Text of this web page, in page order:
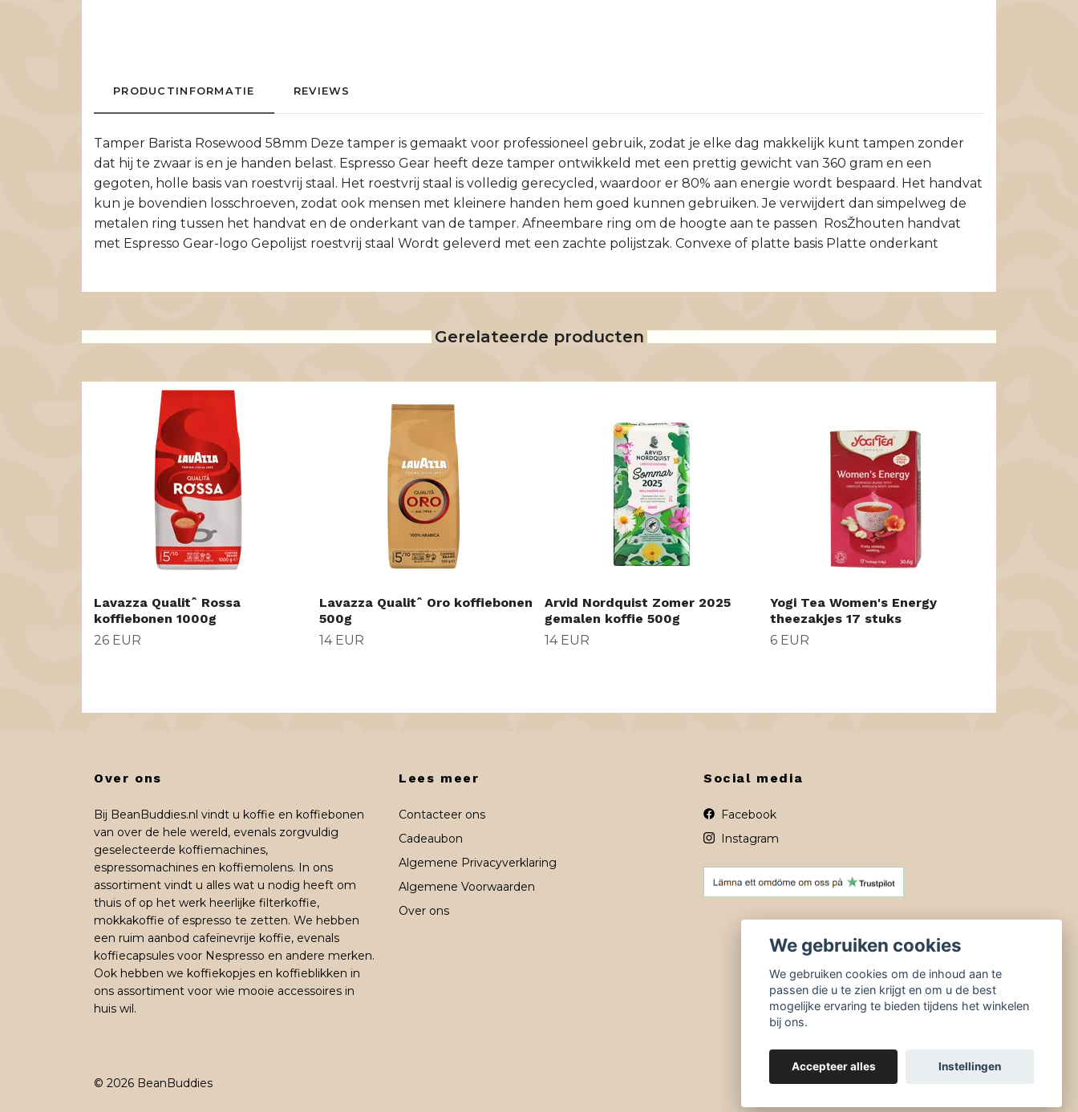
PRODUCTINFORMATIE REVIEWS
Tamper Barista Rosewood 58mm Deze tamper is gemaakt voor professioneel gebruik, zodat je elke dag makkelijk kunt tampen zonder
dat hij te zwaar is en je handen belast. Espresso Gear heeft deze tamper ontwikkeld met een prettig gewicht van 360 gram en een
gegoten, holle basis van roestvrij staal. Het roestvrij staal is volledig gerecycled, waardoor er 80% aan energie wordt bespaard. Het handvat
kun je bovendien losschroeven, zodat ook mensen met kleinere handen hem goed kunnen gebruiken. Je verwijdert dan simpelweg de
metalen ring tussen het handvat en de onderkant van de tamper. Afneembare ring om de hoogte aan te passen RosŽhouten handvat
met Espresso Gear-logo Gepolijst roestvrij staal Wordt geleverd met een zachte polijstzak. Convexe of platte basis Platte onderkant
Gerelateerde producten
Lavazza Qualitˆ Rossa
koffiebonen 1000g
26 EUR
Lavazza Qualitˆ Oro koffiebonen
500g
14 EUR
Arvid Nordquist Zomer 2025
gemalen koffie 500g
14 EUR
Yogi Tea Women's Energy
theezakjes 17 stuks
6 EUR
Over ons
Bij BeanBuddies.nl vindt u koffie en koffiebonen
van over de hele wereld, evenals zorgvuldig
geselecteerde koffiemachines,
espressomachines en koffiemolens. In ons
assortiment vindt u alles wat u nodig heeft om
thuis of op het werk heerlijke filterkoffie,
mokkakoffie of espresso te zetten. We hebben
een ruim aanbod cafeïnevrije koffie, evenals
koffiecapsules voor Nespresso en andere merken.
Ook hebben we koffiekopjes en koffieblikken in
ons assortiment voor wie mooie accessoires in
huis wil.
Lees meer
Contacteer ons
Cadeaubon
Algemene Privacyverklaring
Algemene Voorwaarden
Over ons
Social media
Facebook
Instagram
© 2026 BeanBuddies
We gebruiken cookies
We gebruiken cookies om de inhoud aan te
passen die u te zien krijgt en om u de best
mogelijke ervaring te bieden tijdens het winkelen
bij ons.
Accepteer alles Instellingen